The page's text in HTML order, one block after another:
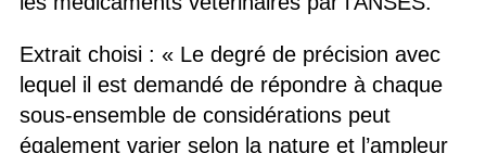
Extrait choisi : « Le degré de précision avec
lequel il est demandé de répondre à chaque
sous-ensemble de considérations peut
également varier selon la nature et l’ampleur